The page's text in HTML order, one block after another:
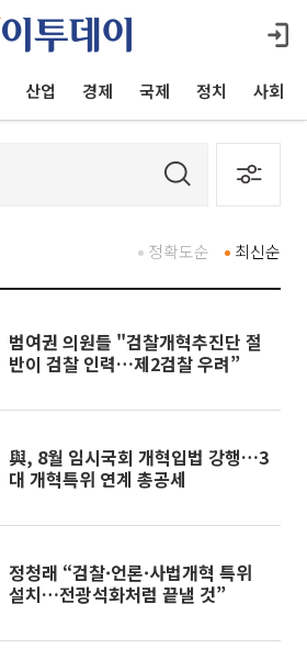
산업 경제 국제 정치 사회
최신순
정확도순
범여권 의원들 "검찰개혁추진단 절
반이 검찰 인력…제2검찰 우려”
與, 8월 임시국회 개혁입법 강행…3
대 개혁특위 연계 총공세
정청래 “검찰·언론·사법개혁 특위
설치…전광석화처럼 끝낼 것”